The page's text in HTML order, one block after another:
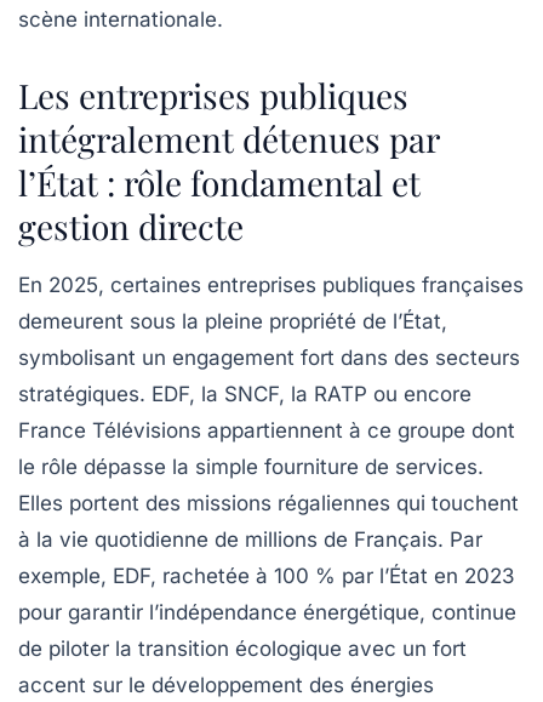
scène internationale.
Les entreprises publiques
intégralement détenues par
l’État : rôle fondamental et
gestion directe
En 2025, certaines entreprises publiques françaises
demeurent sous la pleine propriété de l’État,
symbolisant un engagement fort dans des secteurs
stratégiques. EDF, la SNCF, la RATP ou encore
France Télévisions appartiennent à ce groupe dont
le rôle dépasse la simple fourniture de services.
Elles portent des missions régaliennes qui touchent
à la vie quotidienne de millions de Français. Par
exemple, EDF, rachetée à 100 % par l’État en 2023
pour garantir l’indépendance énergétique, continue
de piloter la transition écologique avec un fort
accent sur le développement des énergies